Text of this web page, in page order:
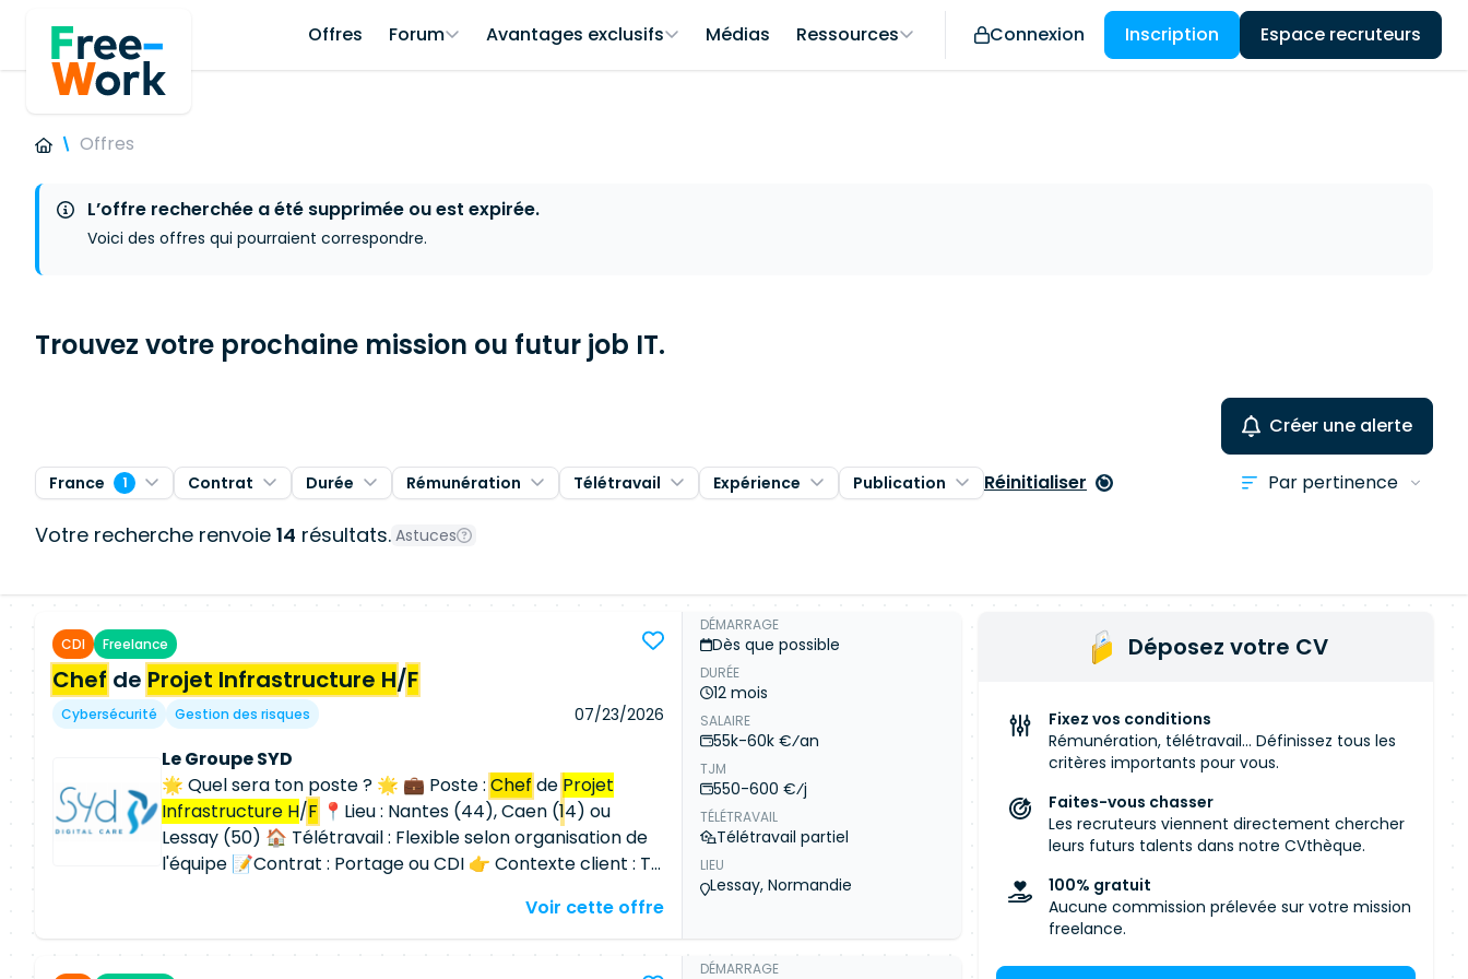
Offres Forum Avantages exclusifs Médias Ressources Connexion Inscription Espace recruteurs
Offres
L’offre recherchée a été supprimée ou est expirée.
Voici des offres qui pourraient correspondre.
Trouvez votre prochaine mission ou futur job IT.
Créer une alerte
France 1 Contrat Durée Rémunération Télétravail Expérience Publication Réinitialiser
Votre recherche renvoie 14 résultats. Astuces
CDI Freelance
Chef de Projet Infrastructure H/F
Cybersécurité Gestion des risques 07/23/2026
Le Groupe SYD
🌟 Quel sera ton poste ? 🌟 💼 Poste : Chef de Projet
Infrastructure H/F 📍Lieu : Nantes (44), Caen (14) ou
Lessay (50) 🏠 Télétravail : Flexible selon organisation de
l'équipe 📝Contrat : Portage ou CDI 👉 Contexte client : Tu
charge d'accompagner les différentes branches métiers
techniques. Les équipes interviennent en transverse sur de
Voir cette offre
DÉMARRAGE
Dès que possible
DURÉE
12 mois
SALAIRE
55k-60k €⁄an
TJM
550-600 €⁄j
TÉLÉTRAVAIL
Télétravail partiel
LIEU
Lessay, Normandie
DÉMARRAGE
Déposez votre CV
Fixez vos conditions
Rémunération, télétravail... Définissez tous les
critères importants pour vous.
Faites-vous chasser
Les recruteurs viennent directement chercher
leurs futurs talents dans notre CVthèque.
100% gratuit
Aucune commission prélevée sur votre mission
freelance.